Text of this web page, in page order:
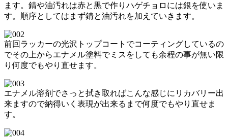
ます。錆や油汚れは赤と黒で作りハゲチョロには銀を使いま
す。順序としてはまず錆と油汚れを加えていきます。
前回ラッカーの光沢トップコートでコーティングしているの
でその上からエナメル塗料でミスをしても余程の事が無い限
り何度でもやり直せます。
エナメル溶剤でさっと拭き取ればこんな感じにリカバリー出
来ますので納得いく表現が出来るまで何度でもやり直せま
す。